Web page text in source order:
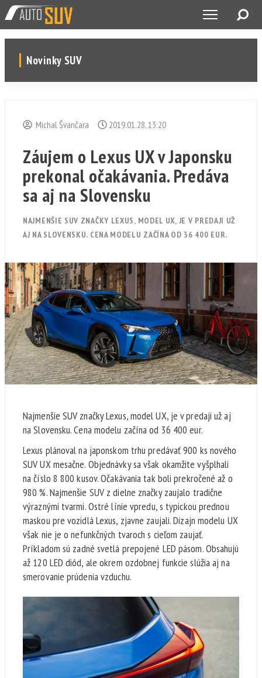
Novinky SUV
Michal Švančara 2019.01.28, 13:20
Záujem o Lexus UX v Japonsku
prekonal očakávania. Predáva
sa aj na Slovensku
NAJMENŠIE SUV ZNAČKY LEXUS, MODEL UX, JE V PREDAJI UŽ
AJ NA SLOVENSKU. CENA MODELU ZAČÍNA OD 36 400 EUR.
Najmenšie SUV značky Lexus, model UX, je v predaji už aj
na Slovensku. Cena modelu začína od 36 400 eur.
Lexus plánoval na japonskom trhu predávať 900 ks nového
SUV UX mesačne. Objednávky sa však okamžite vyšplhali
na číslo 8 800 kusov. Očakávania tak boli prekročené až o
980 %. Najmenšie SUV z dielne značky zaujalo tradične
výraznými tvarmi. Ostré línie vpredu, s typickou prednou
maskou pre vozidlá Lexus, zjavne zaujali. Dizajn modelu UX
však nie je o nefunkčných tvaroch s cieľom zaujať.
Príkladom sú zadné svetlá prepojené LED pásom. Obsahujú
až 120 LED diód, ale okrem ozdobnej funkcie slúžia aj na
smerovanie prúdenia vzduchu.